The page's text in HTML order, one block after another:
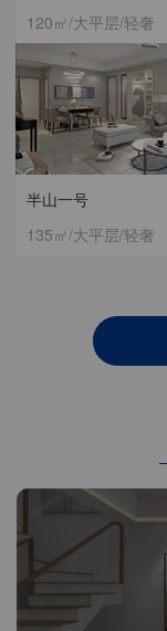
120㎡/大平层/轻奢
半山一号
135㎡/大平层/轻奢